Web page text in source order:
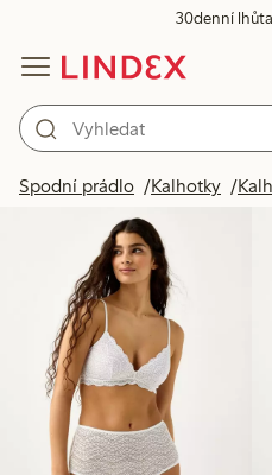
30denní
Spodní prádlo Kalhotky